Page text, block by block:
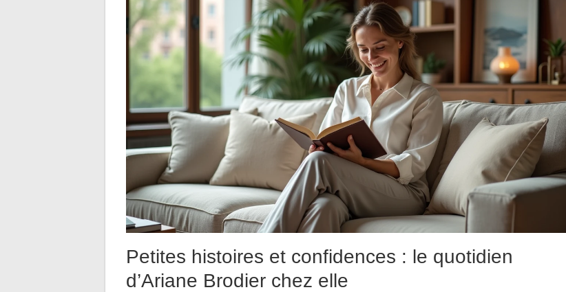
Petites histoires et confidences : le quotidien
d’Ariane Brodier chez elle